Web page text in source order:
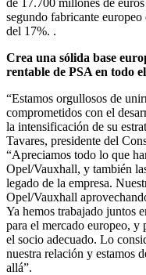
segundo fabricante
del 17%. .
Crea una sólida base
rentable de PSA en todo
“Estamos orgullosos de
comprometidos con el
la intensificación de su
Tavares, presidente del
“Apreciamos todo lo que
Opel/Vauxhall, y también
legado de la empresa.
Opel/Vauxhall
Ya hemos trabajado juntos
para el mercado europeo, y
el socio adecuado. Lo
nuestra relación y estamos
allá”.